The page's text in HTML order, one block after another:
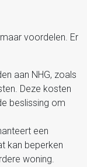
voordelen. Er
aan NHG, zoals
Deze kosten
beslissing om
een
kan beperken
woning.